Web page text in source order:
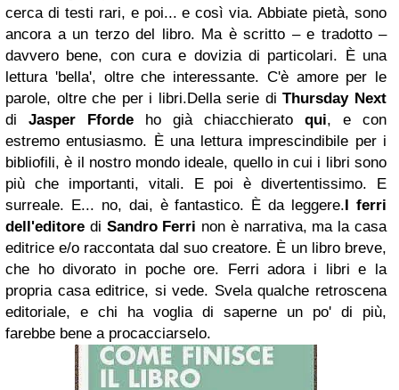
cerca di testi rari, e poi... e così via. Abbiate pietà, sono
ancora a un terzo del libro. Ma è scritto – e tradotto –
davvero bene, con cura e dovizia di particolari. È una
lettura 'bella', oltre che interessante. C'è amore per le
parole, oltre che per i libri. Della serie diThursdayNext
di Jasper Fforde ho già chiacchierato qui, e con
estremo entusiasmo. È una lettura imprescindibile per i
bibliofili, è il nostro mondo ideale, quello in cui i libri sono
più che importanti, vitali. E poi è divertentissimo. E
surreale. E... no, dai, è fantastico. È da leggere. I ferri
dell'editore di Sandro Ferri non è narrativa, ma la casa
editrice e/o raccontata dal suo creatore. È un libro breve,
che ho divorato in poche ore. Ferri adora i libri e la
propria casa editrice, si vede. Svela qualche retroscena
editoriale, e chi ha voglia di saperne un po' di più,
farebbe bene a procacciarselo.